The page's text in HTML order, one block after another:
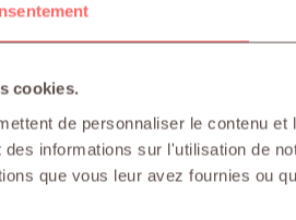
cookies.
de personnaliser le contenu
des informations sur l'utilisation de
que vous leur avez fournies ou